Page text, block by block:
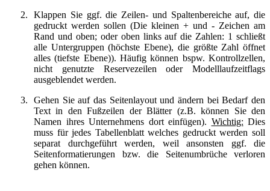
2.
Klappen Sie ggf. die Zeilen- und Spaltenbereiche auf, die
gedruckt werden sollen (Die kleinen + und - Zeichen am
Rand und oben; oder oben links auf die Zahlen: 1 schließt
alle Untergruppen (höchste Ebene), die größte Zahl öffnet
alles (tiefste Ebene)). Häufig können bspw. Kontrollzellen,
nicht genutzte Reservezeilen oder Modelllaufzeitflags
ausgeblendet werden.
3.
Gehen Sie auf das Seitenlayout und ändern bei Bedarf den
Text in den Fußzeilen der Blätter (z.B. können Sie den
Namen ihres Unternehmens dort einfügen). Wichtig: Dies
muss für jedes Tabellenblatt welches gedruckt werden soll
separat durchgeführt werden, weil ansonsten ggf. die
Seitenformatierungen bzw. die Seitenumbrüche verloren
gehen können.